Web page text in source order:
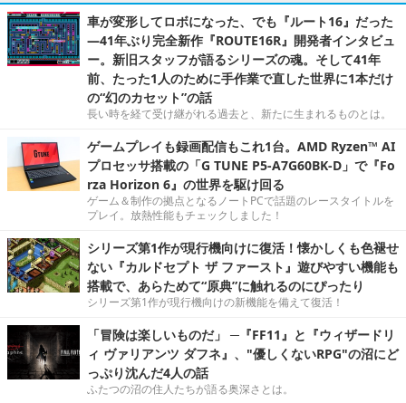
車が変形してロボになった、でも『ルート16』だった
―41年ぶり完全新作『ROUTE16R』開発者インタビュ
ー。新旧スタッフが語るシリーズの魂。そして41年
前、たった1人のために手作業で直した世界に1本だけ
の“幻のカセット”の話
長い時を経て受け継がれる過去と、新たに生まれるものとは。
ゲームプレイも録画配信もこれ1台。AMD Ryzen™ AI
プロセッサ搭載の「G TUNE P5-A7G60BK-D」で『Fo
rza Horizon 6』の世界を駆け回る
ゲーム＆制作の拠点となるノートPCで話題のレースタイトルを
プレイ。放熱性能もチェックしました！
シリーズ第1作が現行機向けに復活！懐かしくも色褪せ
ない『カルドセプト ザ ファースト』遊びやすい機能も
搭載で、あらためて“原典”に触れるのにぴったり
シリーズ第1作が現行機向けの新機能を備えて復活！
「冒険は楽しいものだ」 ─『FF11』と『ウィザードリ
ィ ヴァリアンツ ダフネ』、"優しくないRPG"の沼にど
っぷり沈んだ4人の話
ふたつの沼の住人たちが語る奥深さとは。